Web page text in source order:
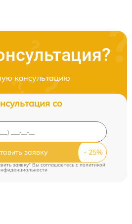
консультацию
со
заявку
заявку" Вы соглашаетесь c политикой